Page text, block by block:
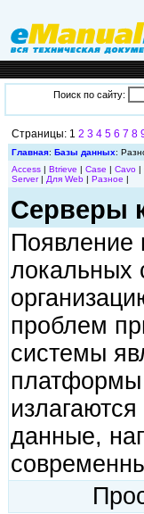
Поиск по сайту:
Страницы: 1 2 3 4 5 6 7 8
Главная: Базы данных:
Access| Btrieve | Case | Cavo|
Server| Для Web| Разное |
Серверы
Появление
локальных
проблем
системы
платформы
данные,